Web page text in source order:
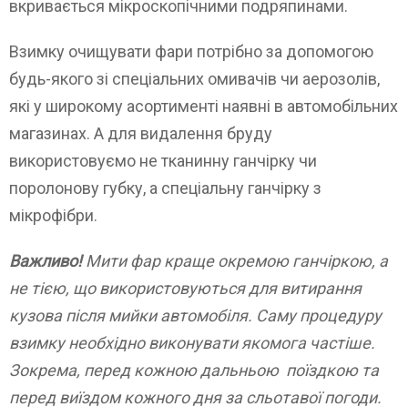
вкривається мікроскопічними подряпинами.
Взимку очищувати фари потрібно за допомогою
будь-якого зі спеціальних омивачів чи аерозолів,
які у широкому асортименті наявні в автомобільних
магазинах. А для видалення бруду
використовуємо не тканинну ганчірку чи
поролонову губку, а спеціальну ганчірку з
мікрофібри.
Важливо!Мити фар краще окремою ганчіркою, а
не тією, що використовуються для витирання
кузова після мийки автомобіля. Саму процедуру
взимку необхідно виконувати якомога частіше.
Зокрема, перед кожною дальньою поїздкою та
перед виїздом кожного дня за сльотавої погоди.